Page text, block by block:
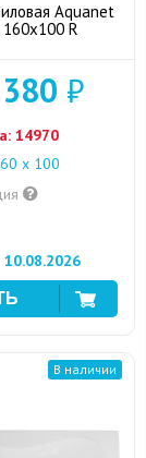
Aquanet
160x100 R
₽
14970
x 100
10.08.2026
В наличии